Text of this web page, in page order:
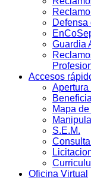
Guardia
Accesos
Mapa
S.E.M.
Oficina Virtual